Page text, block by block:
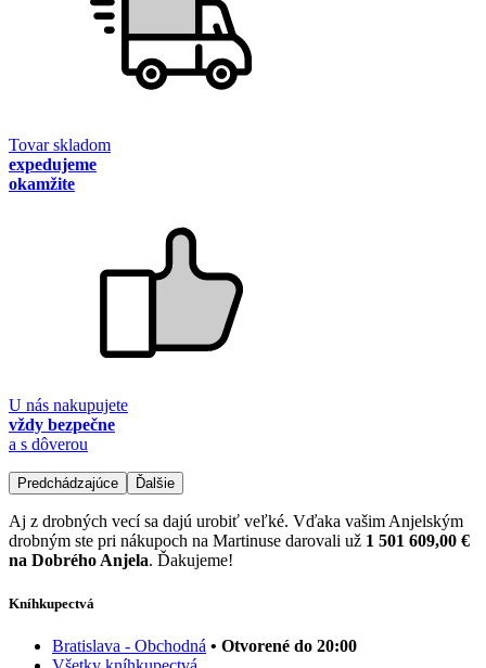
Tovar skladom
expedujeme
okamžite
U nás nakupujete
vždy bezpečne
a s dôverou
Predchádzajúce Ďalšie
Aj z drobných vecí sa dajú urobiť veľké. Vďaka vašim Anjelským
drobným ste pri nákupoch na Martinuse darovali už 1 501 609,00 €
na Dobrého Anjela. Ďakujeme!
Kníhkupectvá
Bratislava - Obchodná • Otvorené do 20:00